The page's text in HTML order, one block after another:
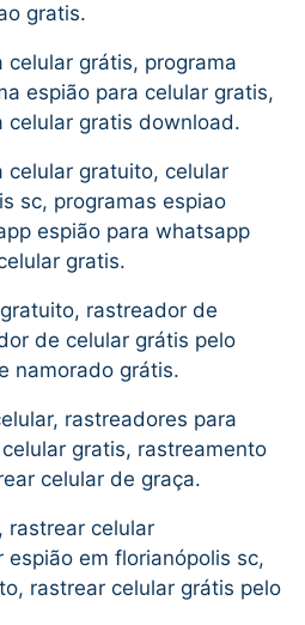
gratis.
celular grátis, programa
espião para celular gratis,
celular gratis download.
celular gratuito, celular
sc, programas espiao
espião para whatsapp
gratis.
rastreador de
de celular grátis pelo
namorado grátis.
rastreadores para
gratis, rastreamento
celular de graça.
rastrear celular
em florianópolis sc,
rastrear celular grátis pelo